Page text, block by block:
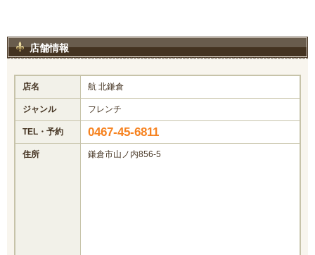
店舗情報
店名 航 北鎌倉
ジャンル フレンチ
TEL・予約 0467-45-6811
住所 鎌倉市山ノ内856-5